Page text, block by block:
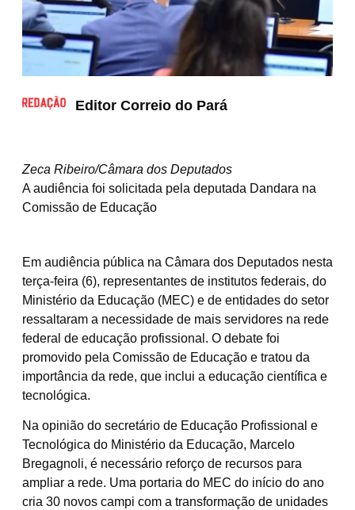
Editor Correio do Pará
Zeca Ribeiro/Câmara dos Deputados
A audiência foi solicitada pela deputada Dandara na
Comissão de Educação
Em audiência pública na Câmara dos Deputados nesta
terça-feira (6), representantes de institutos federais, do
Ministério da Educação (MEC) e de entidades do setor
ressaltaram a necessidade de mais servidores na rede
federal de educação profissional. O debate foi
promovido pela Comissão de Educação e tratou da
importância da rede, que inclui a educação científica e
tecnológica.
Na opinião do secretário de Educação Profissional e
Tecnológica do Ministério da Educação, Marcelo
Bregagnoli, é necessário reforço de recursos para
ampliar a rede. Uma portaria do MEC do início do ano
cria 30 novos campi com a transformação de unidades